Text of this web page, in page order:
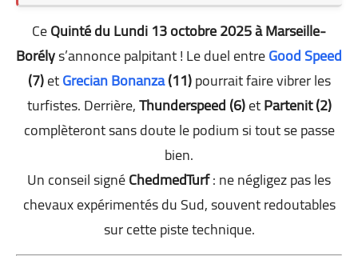
CeQuinté du Lundi 13 octobre 2025 à Marseille-
Borélys’annonce palpitant ! Le duel entreGood Speed
(7)etGrecian Bonanza(11)pourrait faire vibrer les
turfistes. Derrière,Thunderspeed (6)etPartenit (2)
complèteront sans doute le podium si tout se passe
bien.
Un conseil signéChedmedTurf: ne négligez pas les
chevaux expérimentés du Sud, souvent redoutables
sur cette piste technique.